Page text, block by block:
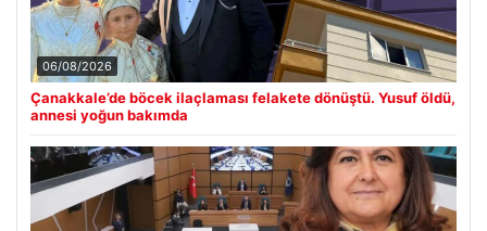
06/08/2026
Çanakkale’de böcek ilaçlaması felakete dönüştü. Yusuf öldü,
annesi yoğun bakımda